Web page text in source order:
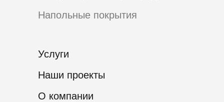
Услуги
Наши проекты
О компании
Напольные покрытия